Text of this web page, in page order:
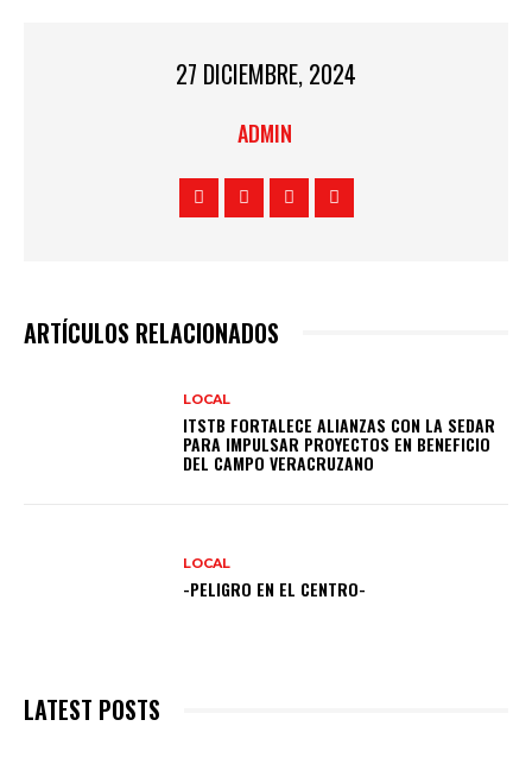
27 DICIEMBRE, 2024
ADMIN
ARTÍCULOS RELACIONADOS
LOCAL
ITSTB FORTALECE ALIANZAS CON LA SEDAR
PARA IMPULSAR PROYECTOS EN BENEFICIO
DEL CAMPO VERACRUZANO
LOCAL
-PELIGRO EN EL CENTRO-
LATEST POSTS